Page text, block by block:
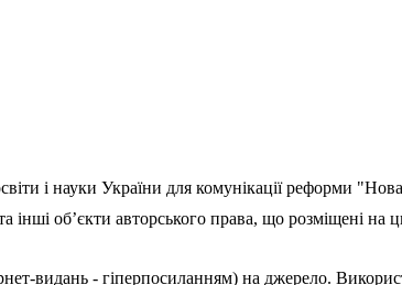
і науки України для комунікації реформи
об’єкти авторського права, що розміщені на
видань - гіперпосиланням) на джерело.